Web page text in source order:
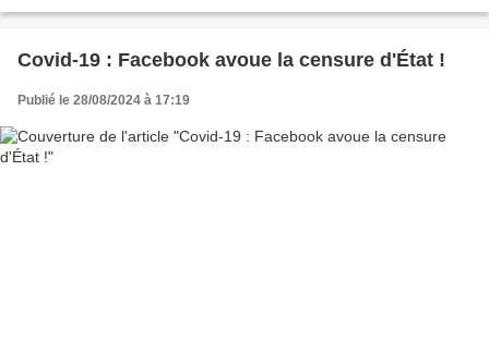
Covid-19 : Facebook avoue la censure d'État !
Publié le 28/08/2024 à 17:19